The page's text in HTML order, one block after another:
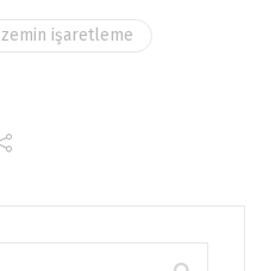
zemin işaretleme